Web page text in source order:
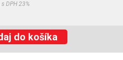
DPH 23%
do košíka